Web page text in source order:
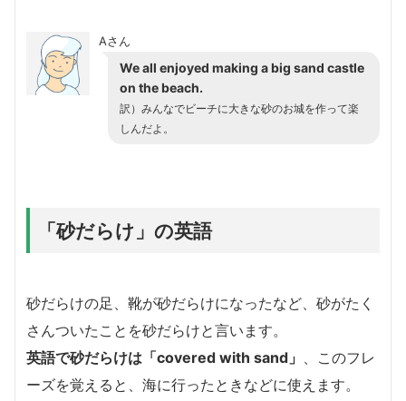
Aさん
We all enjoyed making a big sand castle
on the beach.
訳）みんなでビーチに大きな砂のお城を作って楽
しんだよ。
「砂だらけ」の英語
砂だらけの足、靴が砂だらけになったなど、砂がたく
さんついたことを砂だらけと言います。
英語で砂だらけは「covered with sand」 、このフレ
ーズを覚えると、海に行ったときなどに使えます。